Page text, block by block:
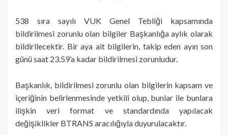
538 sıra sayılı VUK Genel Tebliği kapsamında
bildirilmesi zorunlu olan bilgiler Başkanlığa aylık olarak
bildirilecektir. Bir aya ait bilgilerin, takip eden ayın son
günü saat 23.59’a kadar bildirilmesi zorunludur.
Başkanlık, bildirilmesi zorunlu olan bilgilerin kapsam ve
içeriğinin belirlenmesinde yetkili olup, bunlar ile bunlara
ilişkin veri format ve standardında yapılacak
değişiklikler BTRANS aracılığıyla duyurulacaktır.